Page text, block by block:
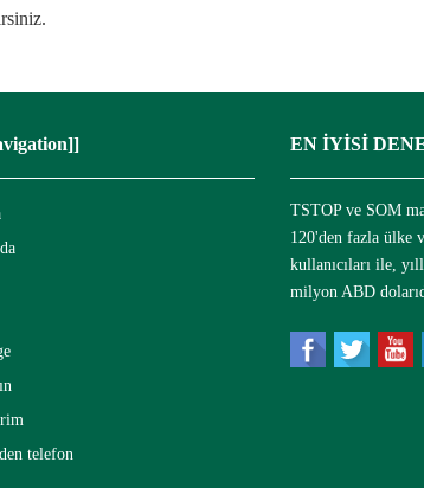
telefon
EN İYİSİ
TSTOP ve SOM
120'den fazla ülke
kullanıcıları ile,
milyon ABD